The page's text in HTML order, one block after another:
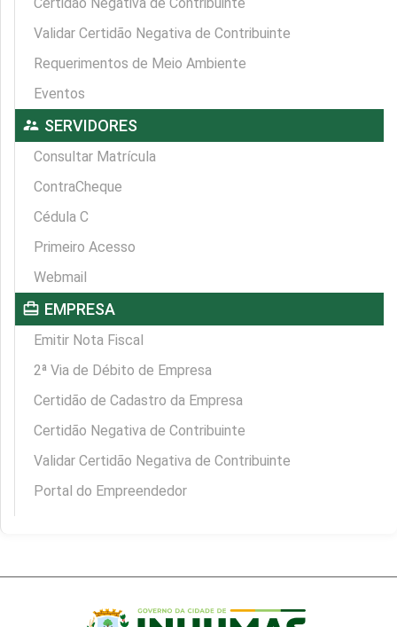
Validar Certidão Negativa de Contribuinte
Requerimentos de Meio Ambiente
Eventos
supervisor_account SERVIDORES
Consultar Matrícula
ContraCheque
Cédula C
Primeiro Acesso
Webmail
card_travel EMPRESA
Emitir Nota Fiscal
2ª Via de Débito de Empresa
Certidão de Cadastro da Empresa
Certidão Negativa de Contribuinte
Validar Certidão Negativa de Contribuinte
Portal do Empreendedor